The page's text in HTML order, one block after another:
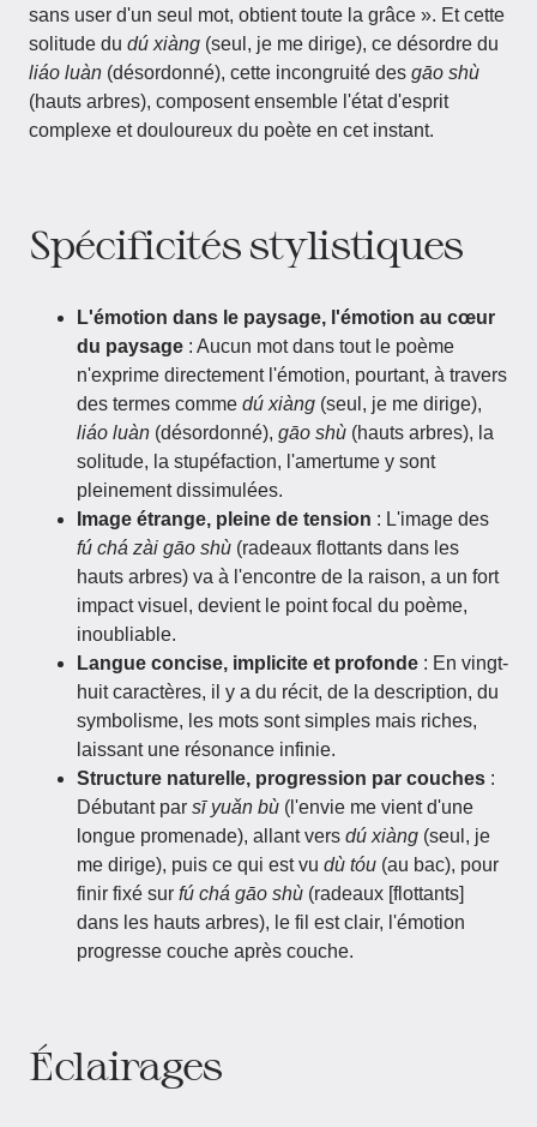
sans user d'un seul mot, obtient toute la grâce ». Et cette
solitude du dú xiàng (seul, je me dirige), ce désordre du
liáo luàn (désordonné), cette incongruité des gāo shù
(hauts arbres), composent ensemble l'état d'esprit
complexe et douloureux du poète en cet instant.
Spécificités stylistiques
L'émotion dans le paysage, l'émotion au cœur
du paysage : Aucun mot dans tout le poème
n'exprime directement l'émotion, pourtant, à travers
des termes comme dú xiàng (seul, je me dirige),
liáo luàn (désordonné), gāo shù (hauts arbres), la
solitude, la stupéfaction, l'amertume y sont
pleinement dissimulées.
Image étrange, pleine de tension : L'image des
fú chá zài gāo shù (radeaux flottants dans les
hauts arbres) va à l'encontre de la raison, a un fort
impact visuel, devient le point focal du poème,
inoubliable.
Langue concise, implicite et profonde : En vingt-
huit caractères, il y a du récit, de la description, du
symbolisme, les mots sont simples mais riches,
laissant une résonance infinie.
Structure naturelle, progression par couches :
Débutant par sī yuǎn bù (l'envie me vient d'une
longue promenade), allant vers dú xiàng (seul, je
me dirige), puis ce qui est vu dù tóu (au bac), pour
finir fixé sur fú chá gāo shù (radeaux [flottants]
dans les hauts arbres), le fil est clair, l'émotion
progresse couche après couche.
Éclairages